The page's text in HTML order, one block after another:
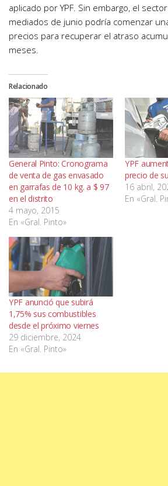
aplicado por YPF. Sin embargo, el
mediados de junio podría comenzar
precios para recuperar el atraso
meses.
Relacionado
General Pinto: Cronograma
de venta de gas envasado
en garrafas de 10 kg. a $ 97
en el distrito
4 mayo, 2015
En «Gral. Pinto»
YPF
precio de
16 abril,
En «Gral.
YPF anunció que subirá
1,75% sus combustibles
desde el próximo viernes
29 diciembre, 2024
En «Gral. Pinto»